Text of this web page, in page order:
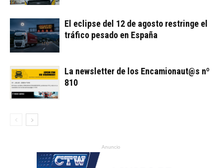
El eclipse del 12 de agosto restringe el
tráfico pesado en España
La newsletter de los Encamionaut@s nº
810
Anuncio